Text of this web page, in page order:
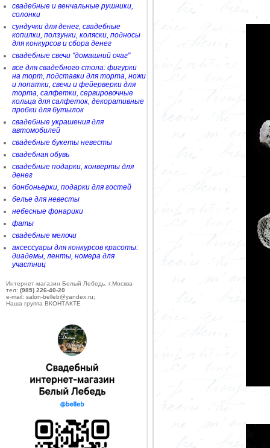
свадебные и венчальные рушники,
солонки
сундучки для денег, свадебные
копилки, ползунки, коляски, подносы
для конкурсов и сбора денег
свадебные свечи "домашний очаг"
все для свадебного стола: фигурки
на торт, подставки для торта, ножи
и лопатки, свечи и фейерверки для
торта, салфетки, сервировочные
кольца для салфеток, декоративные
пробки для бутылок
свадебные украшения для
автомобилей
свадебные букеты невесты
свадебная обувь
свадебные подарки, конверты для
денег
бонбоньерки, подарки для гостей
белье для невесты
небесные фонарики
фаты
свадебные мелочи
аксессуары для конкурсов красоты:
диадемы, ленты, номера для
участниц
Интернет-магазин Белый Лебедь, г.Москва
тел: (985) 226-40-20
e-mail: salon-belleb@yandex.ru;
Наша группа ВКОНТАКТЕ